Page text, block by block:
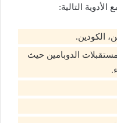
الكودين.
الدوبامين حيث